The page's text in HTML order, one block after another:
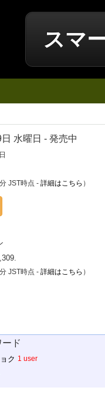
スマ
水曜日 - 発売中
JST時点 - 詳細はこちら ）
JST時点 - 詳細はこちら ）
ド
ク 1 user